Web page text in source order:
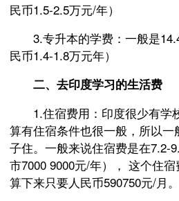
民币1.5-2.5万元/年）
3.专升本的学费：一般是
民币1.4-1.8万元年）
二、去印度学习的生活费
1.住宿费用：印度很少有学
算有住宿条件也很一般，所以
子住。一般来说住宿费是在7.2-
市7000 9000元/年）， 这个住
算下来只要人民币590750元/月。